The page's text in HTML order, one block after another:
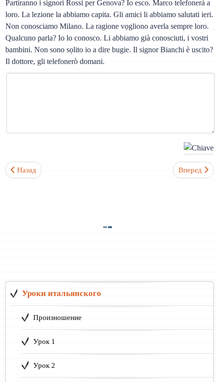
Partiranno i signori Rossi per Genova? Io esco. Marco telefonerà a
loro. La lezione la abbiamo capita. Gli amici li abbiamo salutati ieri.
Non conosciamo Milano. La ragione vọgliono averla sempre loro.
Qualcuno parla? Io lo conosco. Li abbiamo già conosciuti, i vostri
bambini. Non sono sọlito io a dire bugie. Il signor Bianchi è uscito?
Il dottore, gli telefonerò domani.
Предыдущий: Урок 39. Ecco + местоимения. Наречия
Назад Следующий:
Вперед
Уроки итальянского
Произношение
Урок 1
Урок 2